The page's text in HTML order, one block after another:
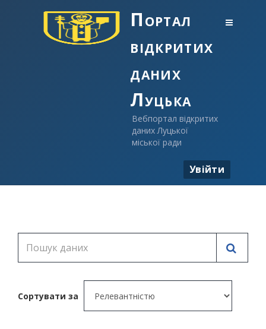
Портал
відкритих
даних
Луцька
Вебпортал відкритих
даних Луцької
міської ради
Увійти
Сортувати за